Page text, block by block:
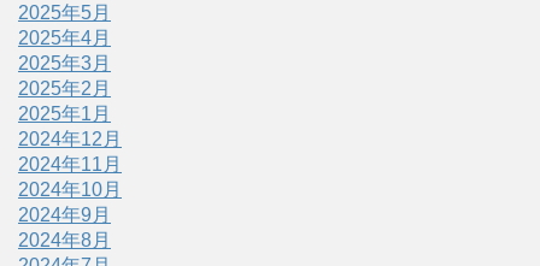
2025年5月
2025年4月
2025年3月
2025年2月
2025年1月
2024年12月
2024年11月
2024年10月
2024年9月
2024年8月